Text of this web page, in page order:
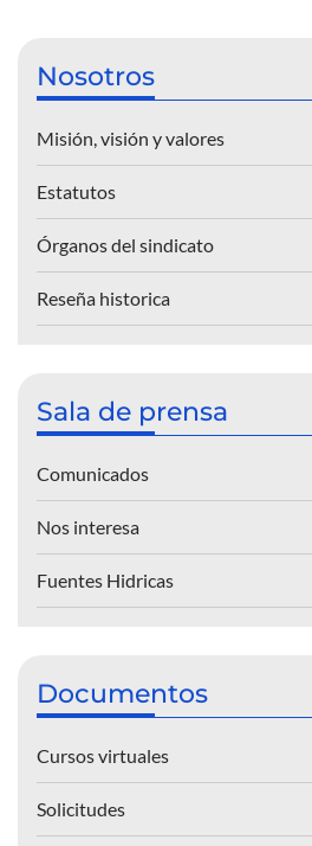
Nosotros
Misión, visión y valores
Estatutos
Órganos del sindicato
Reseña historica
Sala de prensa
Comunicados
Nos interesa
Fuentes Hidricas
Documentos
Cursos virtuales
Solicitudes